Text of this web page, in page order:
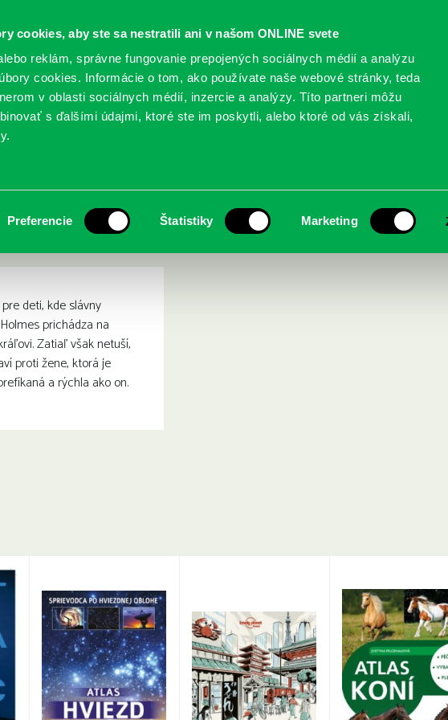
cookies, aby ste sa nestratili ani v našom ONLINE svete
reklám, správne fungovanie prepojených sociálnych médií a analýzu
cookies. Informácie o tom, ako používate naše webové stránky, teda
v oblasti sociálnych médií, inzercie a analýzy. Títo partneri môžu
s ďalšími údajmi, ktoré ste im poskytli, alebo ktoré od vás získali,
Preferencie Štatistiky Marketing
SLUŽBY PODUJATIA POBOČKY O KNIŽNICI
Sherlock Holmes vyšetruje :
deti, kde slávny
prichádza na
Zatiaľ však netuší,
proti žene, ktorá je
a rýchla ako on.